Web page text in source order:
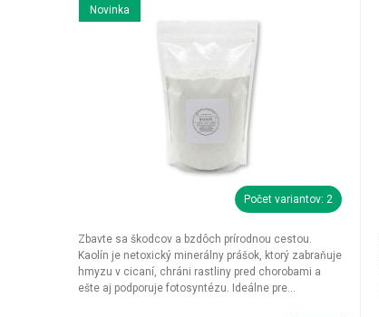
Novinka
Počet variantov: 2
Zbavte sa škodcov a bzdôch prírodnou cestou.
Kaolín je netoxický minerálny prášok, ktorý zabraňuje
hmyzu v cicaní, chráni rastliny pred chorobami a
ešte aj podporuje fotosyntézu. Ideálne pre